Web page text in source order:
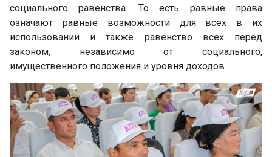
социального равенства. То есть равные права
означают равные возможности для всех в их
использовании и также равенство всех перед
законом, независимо от социального,
имущественного положения и уровня доходов.